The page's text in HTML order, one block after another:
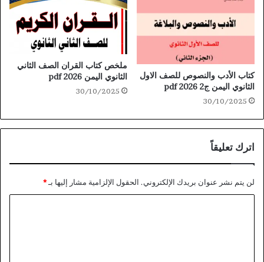
كتاب الأدب والنصوص للصف الاول
الثانوي اليمن ج2 2026 pdf
30/10/2025
ملخص كتاب القران الصف الثاني
الثانوي اليمن 2026 pdf
30/10/2025
اترك تعليقاً
لن يتم نشر عنوان بريدك الإلكتروني. الحقول الإلزامية مشار إليها بـ*